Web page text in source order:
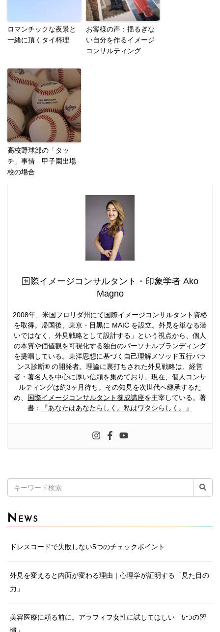
ロマンチックな夜景と
一緒に頂くタイ料理
お客様の声：揺るぎな
い自分を作るイメージ
コンサルティング
高校野球部の「タッ
チ」事情 甲子園出場
校の場合
国際イメージコンサルタント・印象学者 Ako
Magno
2008年、米国フロリダ州にて国際イメージコンサルタント資格
を取得。帰国後、東京・目黒に MAIC を設立。外見を単なる装
いではなく、外見戦略として設計する」という視点から、個人
の本質や価値観を可視化する独自のパーソナルブランディング
を提唱している。東洋思想に基づく自己理解メソッド五行バラ
ンス診断® の開発者。理論に裏打ちされた外見戦略は、経営
者・著名人を中心に厚い信頼を集めており、現在、個人コンサ
ルティングは約3ヶ月待ち。その知見を次世代へ継承するた
め、 国際イメージコンサルタント養成講座を主宰している。著
書：
『あなたはあなたらしく。私はワタシらしく。』
索:
N EWS
ドレスコードで失敗しない5つのチェックポイント
外見を変えると内面が変わる理由｜心理学が証明する「見た目の
力」
美容医療に頼る前に。アラフィフ女性に試してほしい「5つの習